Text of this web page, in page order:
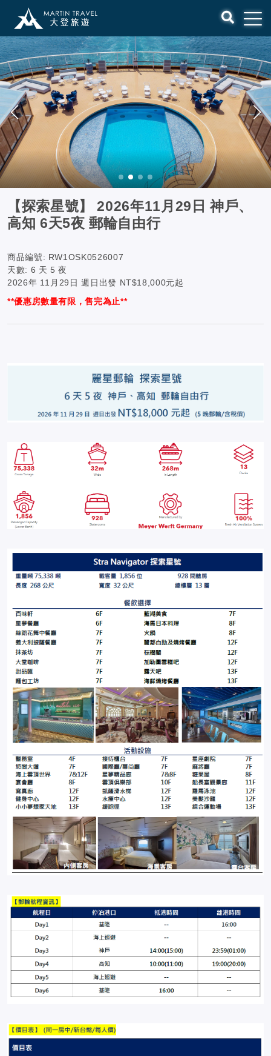
【探索星號】 2026年11月29日 神戶、
高知 6天5夜 郵輪自由行
商品編號: RW1OSK0526007
天數: 6 天 5 夜
2026年 11月29日 週日出發 NT$18,000元起
**優惠房數量有限，售完為止**